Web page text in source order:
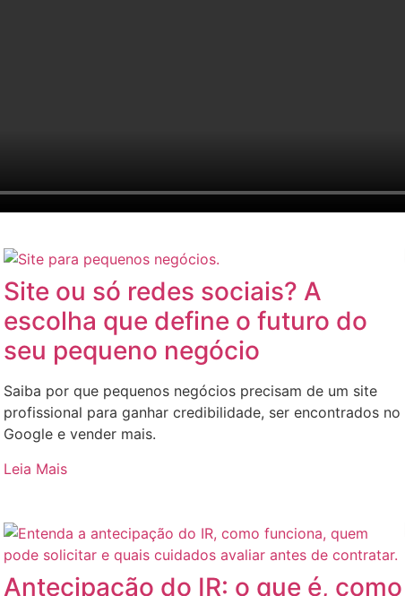
Site ou só redes sociais? A
escolha que define o futuro do
seu pequeno negócio
Saiba por que pequenos negócios precisam de um site
profissional para ganhar credibilidade, ser encontrados no
Google e vender mais.
Leia Mais
Antecipação do IR: o que é, como